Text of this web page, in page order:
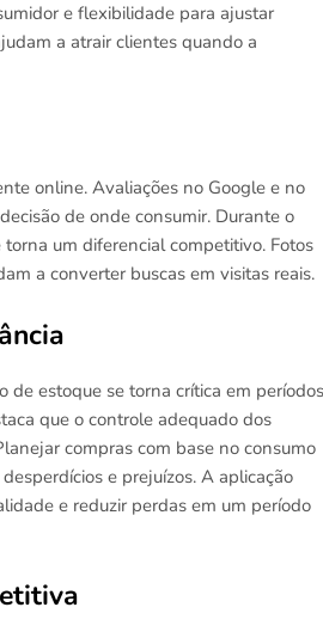
e flexibilidade para ajustar
a atrair clientes quando a
online. Avaliações no Google e no
de onde consumir. Durante o
um diferencial competitivo. Fotos
a converter buscas em visitas reais.
de estoque se torna crítica em períodos
que o controle adequado dos
compras com base no consumo
e prejuízos. A aplicação
e reduzir perdas em um período